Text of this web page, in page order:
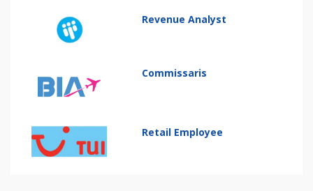
Revenue Analyst
Commissaris
Retail Employee